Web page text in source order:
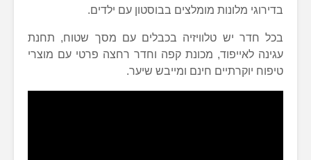
בדירוגי מלונות מומלצים בבוסטון עם ילדים.
בכל חדר יש טלוויזיה בכבלים עם מסך שטוח, תחנת
עגינה לאייפוד, מכונת קפה וחדר רחצה פרטי עם מוצרי
טיפוח יוקרתיים חינם ומייבש שיער.